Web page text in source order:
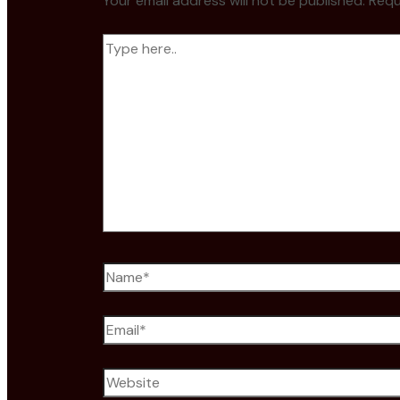
Type
Name*
Email*
Website